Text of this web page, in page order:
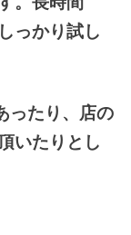
っかり試し
ったり、店の
いたりとし